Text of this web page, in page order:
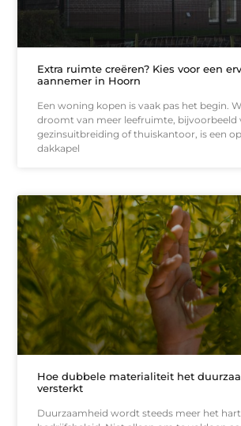
Extra ruimte creëren? Kies voor een
aannemer in Hoorn
Een woning kopen is vaak pas het begin.
droomt van meer leefruimte, bijvoorbeeld
gezinsuitbreiding of thuiskantoor, is een
dakkapel
Hoe dubbele materialiteit het
versterkt
Duurzaamheid wordt steeds meer het